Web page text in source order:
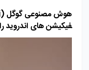
فیکیشن های اندروید